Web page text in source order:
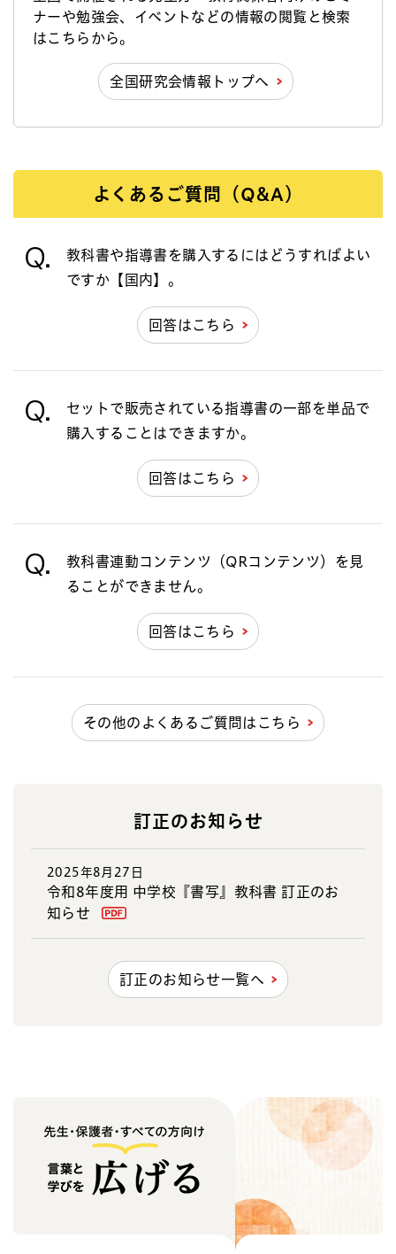
ナーや勉強会、イベントなどの情報の閲覧と検索
はこちらから。
全国研究会情報トップへ
よくあるご質問（Q&A）
Q.
教科書や指導書を購入するにはどうすればよい
ですか【国内】。
回答はこちら
Q.
セットで販売されている指導書の一部を単品で
購入することはできますか。
回答はこちら
Q.
教科書連動コンテンツ（QRコンテンツ）を見
ることができません。
回答はこちら
その他のよくあるご質問はこちら
訂正のお知らせ
2025年8月27日
令和8年度用 中学校『書写』教科書 訂正のお
知らせ
訂正のお知らせ一覧へ